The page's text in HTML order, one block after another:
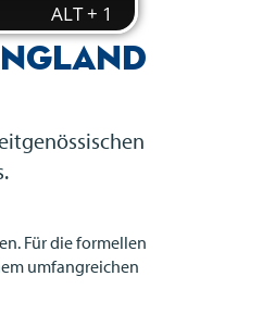
Für die formellen
umfangreichen